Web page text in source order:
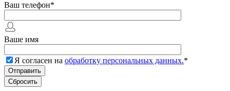
Ваш телефон*
Ваше имя
Я согласен на обработку персональных данных.*